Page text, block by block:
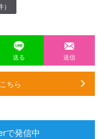
送る 送信
ちら
で発信中